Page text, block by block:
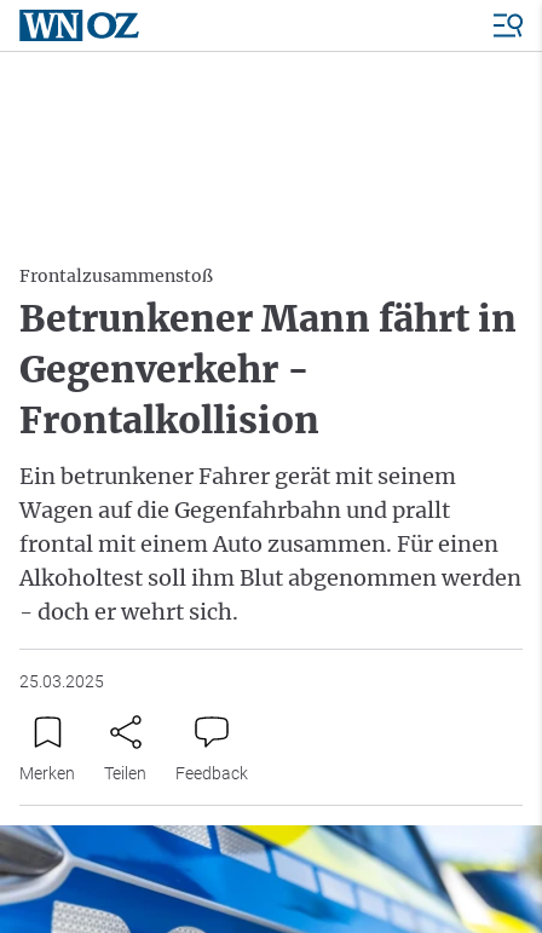
Frontalzusammenstoß
Betrunkener Mann fährt in
Gegenverkehr -
Frontalkollision
Ein betrunkener Fahrer gerät mit seinem
Wagen auf die Gegenfahrbahn und prallt
frontal mit einem Auto zusammen. Für einen
Alkoholtest soll ihm Blut abgenommen werden
- doch er wehrt sich.
25.03.2025
Merken Teilen Feedback